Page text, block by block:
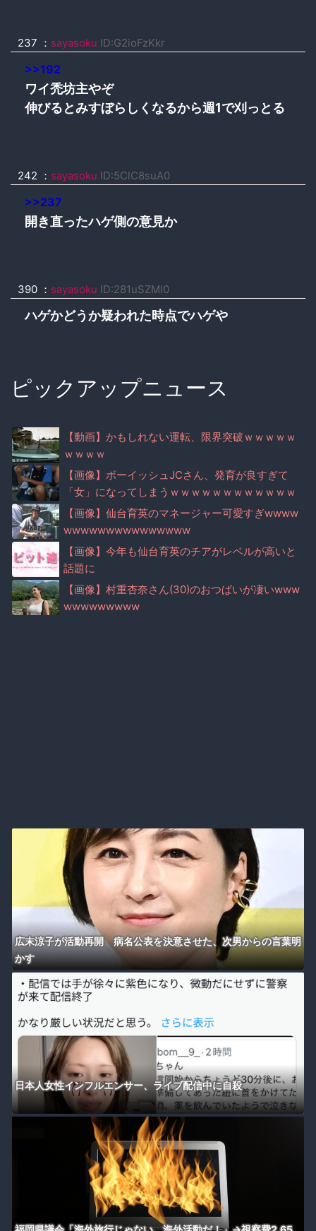
237 ： sayasoku ID:G2ioFzKkr
>>192
ワイ禿坊主やぞ
伸びるとみすぼらしくなるから週1で刈っとる
242 ： sayasoku ID:5ClC8suA0
>>237
開き直ったハゲ側の意見か
390 ： sayasoku ID:281uSZMl0
ハゲかどうか疑われた時点でハゲや
ピックアップニュース
【動画】かもしれない運転、限界突破ｗｗｗｗｗ
ｗｗｗｗ
【画像】ボーイッシュJCさん、発育が良すぎて
「女」になってしまうｗｗｗｗｗｗｗｗｗｗｗｗ
ｗｗｗｗｗ
【画像】仙台育英のマネージャー可愛すぎwwww
wwwwwwwwwwwwwww
【画像】今年も仙台育英のチアがレベルが高いと
話題に
【画像】村重杏奈さん(30)のおつぱいが凄いwww
wwwwwwwww
広末涼子が活動再開 病名公表を決意させた、次男からの言葉明
かす
日本人女性インフルエンサー、ライブ配信中に自殺